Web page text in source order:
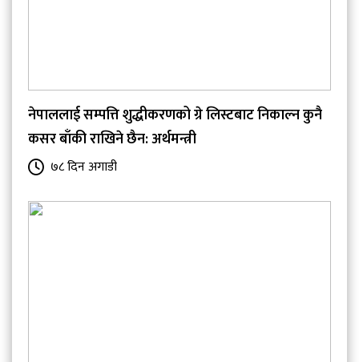
नेपाललाई सम्पत्ति शुद्धीकरणको ग्रे लिस्टबाट निकाल्न कुनै
कसर बाँकी राखिने छैन: अर्थमन्त्री
७८ दिन अगाडी